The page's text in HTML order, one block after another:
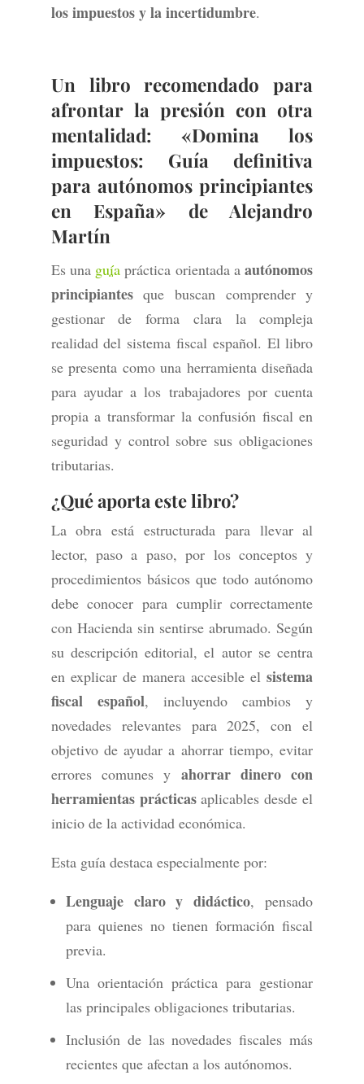
los impuestos y la incertidumbre.
Un libro recomendado para
afrontar la presión con otra
mentalidad: «Domina los
impuestos: Guía definitiva
para autónomos principiantes
en España» de Alejandro
Martín
Es una guía práctica orientada aautónomos
principiantesque buscan comprender y
gestionar de forma clara la compleja
realidad del sistema fiscal español. El libro
se presenta como una herramienta diseñada
para ayudar a los trabajadores por cuenta
propia a transformar la confusión fiscal en
seguridad y control sobre sus obligaciones
tributarias.
¿Qué aporta estelibro?
La obra está estructurada para llevar al
lector, paso a paso, por los conceptos y
procedimientos básicos que todo autónomo
debe conocer para cumplir correctamente
con Hacienda sin sentirse abrumado. Según
su descripción editorial, el autor se centra
en explicar de manera accesible elsistema
fiscal español, incluyendo cambios y
novedades relevantes para 2025, con el
objetivo de ayudar a ahorrar tiempo, evitar
errores comunes y ahorrar dinero con
herramientas prácticasaplicables desde el
inicio de la actividad económica.
Esta guía destaca especialmente por:
Lenguaje claro y didáctico, pensado
para quienes no tienen formación fiscal
previa.
Una orientación práctica para gestionar
las principales obligaciones tributarias.
Inclusión de las novedades fiscales más
recientes que afectan a los autónomos.